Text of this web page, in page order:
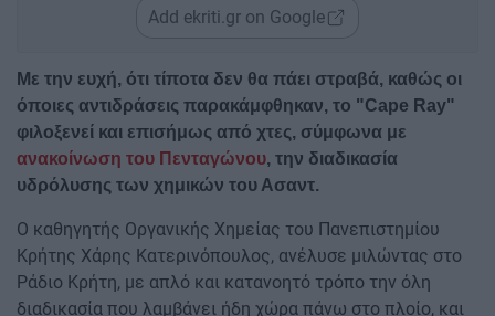
Add ekriti.gr on Google
Με την ευχή, ότι τίποτα δεν θα πάει στραβά, καθώς οι
όποιες αντιδράσεις παρακάμφθηκαν, το "Cape Ray"
φιλοξενεί και επισήμως από χτες, σύμφωνα με
ανακοίνωση του Πενταγώνου, την διαδικασία
υδρόλυσης των χημικών του Ασαντ.
Ο καθηγητής Οργανικής Χημείας του Πανεπιστημίου
Κρήτης Χάρης Κατερινόπουλος, ανέλυσε μιλώντας στο
Ράδιο Κρήτη, με απλό και κατανοητό τρόπο την όλη
διαδικασία που λαμβάνει ήδη χώρα πάνω στο πλοίο, και